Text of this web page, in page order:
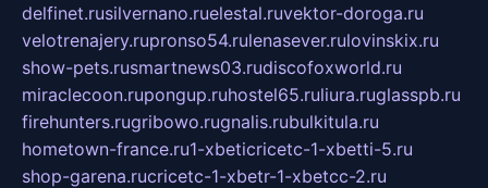
delfinet.rusilvernano.ruelestal.ruvektor-doroga.ru
velotrenajery.rupronso54.rulenasever.rulovinskix.ru
show-pets.rusmartnews03.rudiscofoxworld.ru
miraclecoon.rupongup.ruhostel65.ruliura.ruglasspb.ru
firehunters.rugribowo.rugnalis.rubulkitula.ru
hometown-france.ru1-xbeticricetc-1-xbetti-5.ru
shop-garena.rucricetc-1-xbetr-1-xbetcc-2.ru